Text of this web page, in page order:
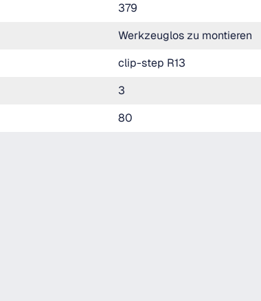
379
Werkzeuglos zu montieren
clip-step R13
3
80